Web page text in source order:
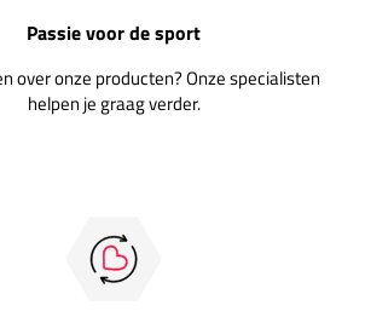
Passie voor de sport
over onze producten? Onze specialisten
helpen je graag verder.